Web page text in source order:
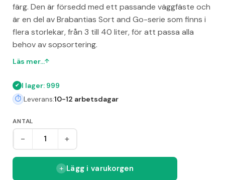
färg. Den är försedd med ett passande väggfäste och
är en del av Brabantias Sort and Go-serie som finns i
flera storlekar, från 3 till 40 liter, för att passa alla
behov av sopsortering.
Läs mer...
I lager: 999
Leverans:10-12 arbetsdagar
ANTAL
- +
Lägg i varukorgen